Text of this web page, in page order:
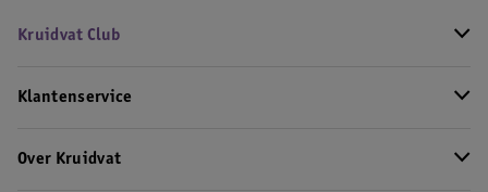
Kruidvat Club
Klantenservice
Over Kruidvat